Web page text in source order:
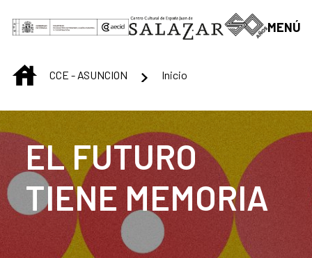
Saltar al contenido principal
MENÚ
INICIOCCE - ASUNCION Inicio
EL FUTURO
TIENE MEMORIA